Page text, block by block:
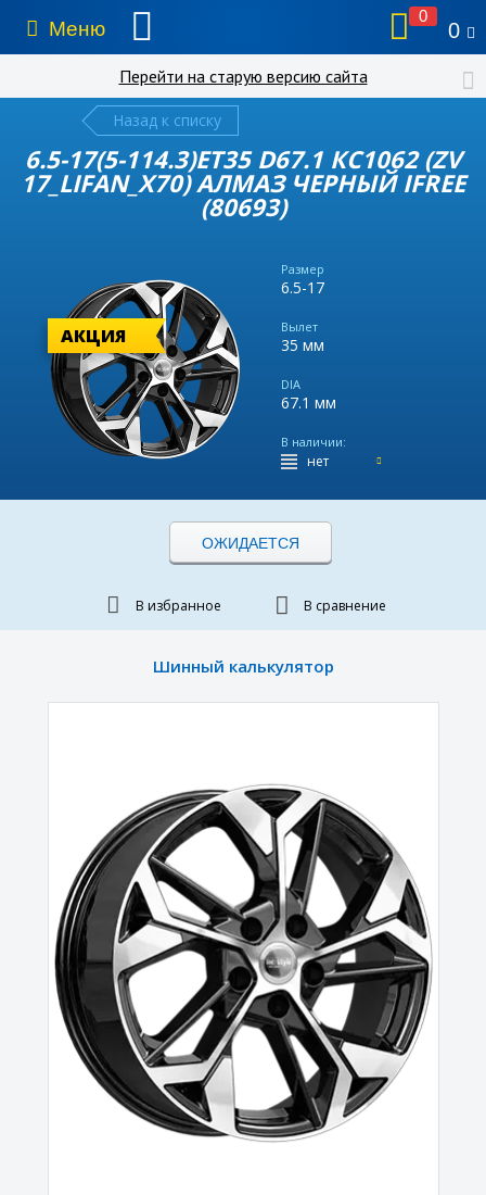
Меню
0
0
Перейти на старую версию сайта
Назад к списку
6.5-17(5-114.3)ET35 D67.1 КС1062 (ZV
17_LIFAN_X70) АЛМАЗ ЧЕРНЫЙ IFREE
(80693)
Размер
6.5-17
Вылет
35 мм
DIA
67.1 мм
В наличии:
нет
АКЦИЯ
ОЖИДАЕТСЯ
В избранное В сравнение
Шинный калькулятор